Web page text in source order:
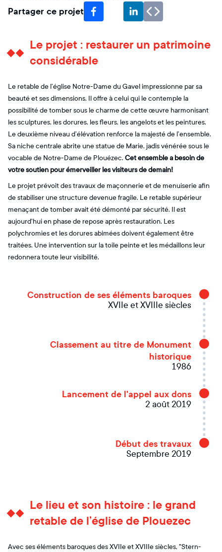
Partager ce projet
Le projet : restaurer un patrimoine
considérable
Le retable de l’église Notre-Dame du Gavel impressionne par sa
beauté et ses dimensions. Il offre à celui qui le contemple la
possibilité de tomber sous le charme de cette œuvre harmonisant
les sculptures, les dorures, les fleurs, les angelots et les peintures.
Le deuxième niveau d’élévation renforce la majesté de l’ensemble.
Sa niche centrale abrite une statue de Marie, jadis vénérée sous le
vocable de Notre-Dame de Plouézec. Cet ensemble a besoin de
votre soutien pour émerveiller les visiteurs de demain!
Le projet prévoit des travaux de maçonnerie et de menuiserie afin
de stabiliser une structure devenue fragile. Le retable supérieur
menaçant de tomber avait été démonté par sécurité. Il est
aujourd'hui en phase de repose après restauration. Les
polychromies et les dorures abimées doivent également être
traitées. Une intervention sur la toile peinte et les médaillons leur
redonnera toute leur visibilité.
Construction de ses éléments baroques
XVIIe et XVIIIe siècles
Classement au titre de Monument
historique
1986
Lancement de l'appel aux dons
2 août 2019
Début des travaux
Septembre 2019
Le lieu et son histoire : le grand
retable de l’église de Plouezec
Avec ses éléments baroques des XVIIe et XVIIIe siècles, "Stern-